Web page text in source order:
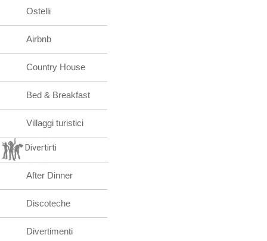
Ostelli
Airbnb
Country House
Bed & Breakfast
Villaggi turistici
Divertirti
After Dinner
Discoteche
Divertimenti